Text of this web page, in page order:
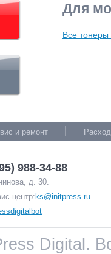
Для
Все
и ремонт
988-34-88
д. 30.
центр: ks@initpress.ru
Digital.